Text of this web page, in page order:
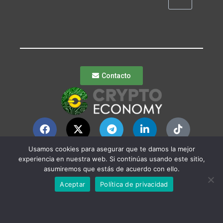
Contacto
© Crypto Economy
Política de
Privacidad|Política
de Publicación
Usamos cookies para asegurar que te damos la mejor
experiencia en nuestra web. Si continúas usando este sitio,
asumiremos que estás de acuerdo con ello.
Aceptar
Política de privacidad